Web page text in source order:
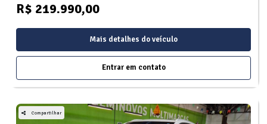
R$ 219.990,00
Mais detalhes do veículo
Entrar em contato
Compartilhar